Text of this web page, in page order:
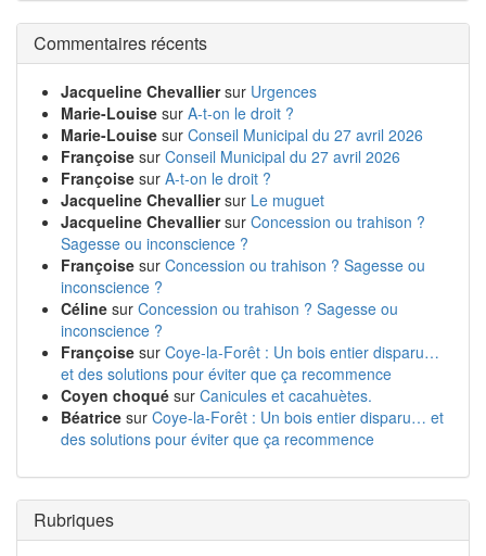
Commentaires récents
Jacqueline Chevalliersur Urgences
Marie-Louise sur A-t-on le droit ?
Marie-Louise sur Conseil Municipal du 27 avril 2026
Françoise sur Conseil Municipal du 27 avril 2026
Françoise sur A-t-on le droit ?
Jacqueline Chevalliersur Le muguet
Jacqueline Chevalliersur Concession ou trahison ?
Sagesse ou inconscience ?
Françoise sur Concession ou trahison ? Sagesse ou
inconscience ?
Céline sur Concession ou trahison ? Sagesse ou
inconscience ?
Françoise sur Coye-la-Forêt : Un bois entier disparu…
et des solutions pour éviter que ça recommence
Coyen choqué sur Canicules et cacahuètes.
Béatrice sur Coye-la-Forêt : Un bois entier disparu… et
des solutions pour éviter que ça recommence
Rubriques